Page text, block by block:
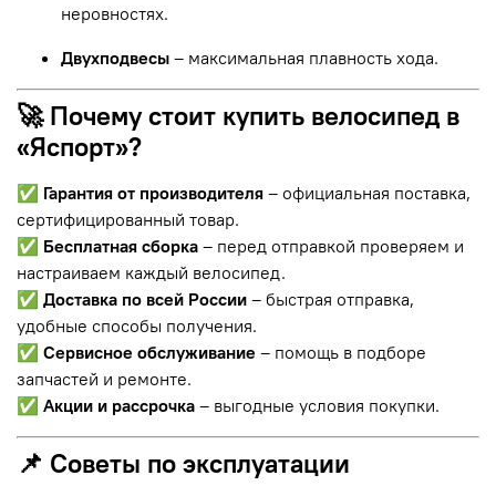
неровностях.
Двухподвесы – максимальная плавность хода.
🚀 Почему стоит купить велосипед в
«Яспорт»?
✅ Гарантия от производителя – официальная поставка,
сертифицированный товар.
✅ Бесплатная сборка – перед отправкой проверяем и
настраиваем каждый велосипед.
✅ Доставка по всей России – быстрая отправка,
удобные способы получения.
✅ Сервисное обслуживание – помощь в подборе
запчастей и ремонте.
✅ Акции и рассрочка – выгодные условия покупки.
📌 Советы по эксплуатации